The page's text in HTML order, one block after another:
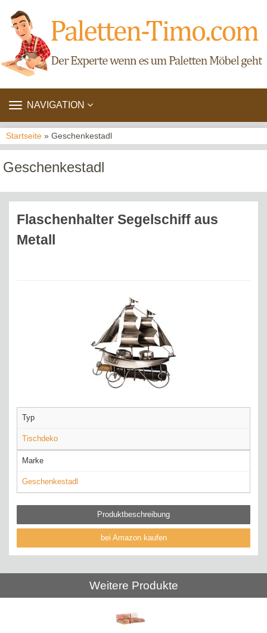
TOGGLE
NAVIGATION
Startseite » Geschenkestadl
Geschenkestadl
Flaschenhalter Segelschiff aus
Metall
Typ
Tischdeko
Marke
Geschenkestadl
Produktbeschreibung
bei Amazon kaufen
Weitere Produkte